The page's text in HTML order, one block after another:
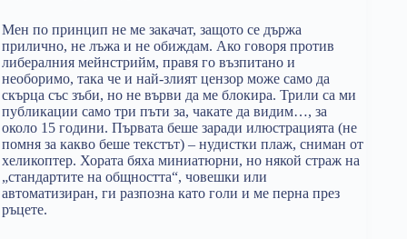
Мен по принцип не ме закачат, защото се държа
прилично, не лъжа и не обиждам. Ако говоря против
либералния мейнстрийм, правя го възпитано и
необоримо, така че и най-злият цензор може само да
скърца със зъби, но не върви да ме блокира. Трили са ми
публикации само три пъти за, чакате да видим…, за
около 15 години. Първата беше заради илюстрацията (не
помня за какво беше текстът) – нудистки плаж, сниман от
хеликоптер. Хората бяха миниатюрни, но някой страж на
„стандартите на общността“, човешки или
автоматизиран, ги разпозна като голи и ме перна през
ръцете.